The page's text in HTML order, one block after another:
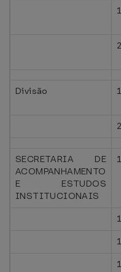
2
Divisão 1
2
SECRETARIA DE
ACOMPANHAMENTO
E ESTUDOS
INSTITUCIONAIS
1
1
1
1